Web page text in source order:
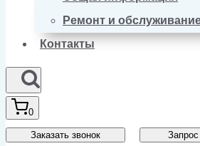
Ремонт и
Контакты
0
Заказать звонок